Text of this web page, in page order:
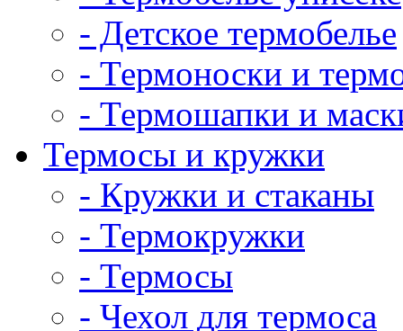
- Детское термобелье
- Термоноски и
- Термошапки и
Термосы и кружки
- Кружки и стаканы
- Термокружки
- Термосы
- Чехол для термоса